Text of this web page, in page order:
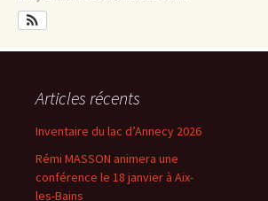
Articles récents
Inventaire du lac d’Annecy 2026
Rémi MASSON animera une
conférence le 18 janvier à Aix-
les-Bains